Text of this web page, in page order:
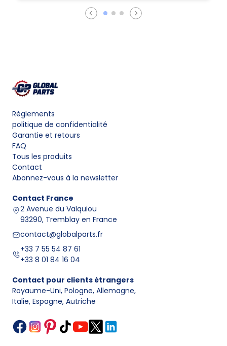
Règlements
politique de confidentialité
Garantie et retours
FAQ
Tous les produits
Contact
Abonnez-vous à la newsletter
Contact France
2 Avenue du Valquiou
93290, Tremblay en France
contact@globalparts.fr
+33 7 55 54 87 61
+33 8 01 84 16 04
Contact pour clients étrangers
Royaume-Uni, Pologne, Allemagne,
Italie, Espagne, Autriche